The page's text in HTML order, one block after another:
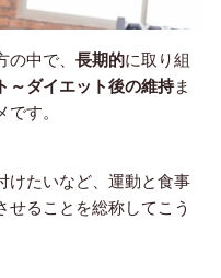
中で、 長期的に取り組
～ダイエット後の維持ま
す。
けたいなど、運動と食事
せることを総称してこう